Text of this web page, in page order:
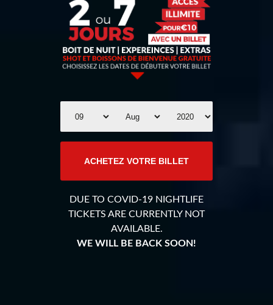
ACHETEZ VOTRE BILLET
DUE TO COVID-19 NIGHTLIFE
TICKETS ARE CURRENTLY NOT
AVAILABLE.
WE WILL BE BACK SOON!